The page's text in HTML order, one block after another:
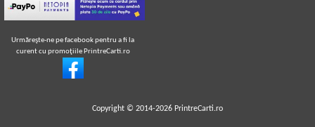
Urmăreşte-ne pe facebook pentru a fi la
curent cu promoţiile PrintreCarti.ro
Copyright © 2014-2026 PrintreCarti.ro